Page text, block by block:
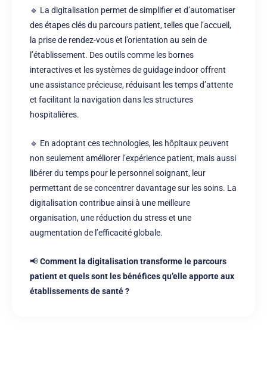
🔹 La digitalisation permet de simplifier et d’automatiser
des étapes clés du parcours patient, telles que l’accueil,
la prise de rendez-vous et l’orientation au sein de
l’établissement. Des outils comme les bornes
interactives et les systèmes de guidage indoor offrent
une assistance précieuse, réduisant les temps d’attente
et facilitant la navigation dans les structures
hospitalières.
🔹 En adoptant ces technologies, les hôpitaux peuvent
non seulement améliorer l’expérience patient, mais aussi
libérer du temps pour le personnel soignant, leur
permettant de se concentrer davantage sur les soins. La
digitalisation contribue ainsi à une meilleure
organisation, une réduction du stress et une
augmentation de l’efficacité globale.
📢Commentla digitalisation transforme le parcours
patient et quels sont les bénéfices qu’elle apporte aux
établissements de santé?